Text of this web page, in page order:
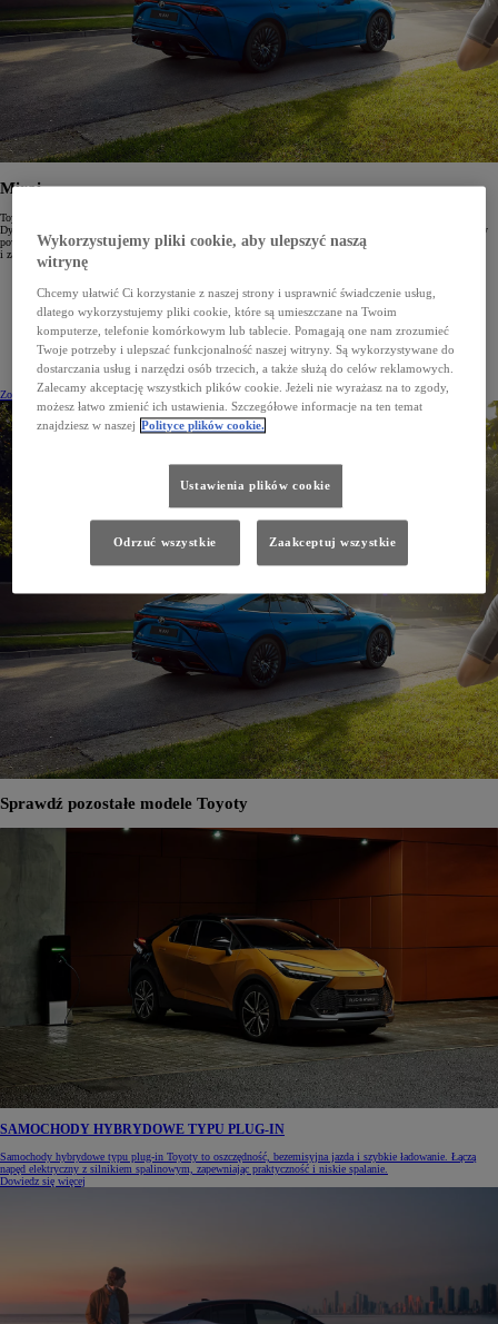
Mirai
Toyota Mirai to rewolucyjne auto elektryczne wyposażone w ogniwa paliwowe generujące energię z wodoru.
Dynamiczne osiągi i elegancka sylwetka przyciągają wzrok, gdziekolwiek się pojawisz. System oczyszczający
powietrze wpływa pozytywnie na otoczenie, sprawiając, że Mirai to jeden z najbardziej ekologicznych
i zaawansowanych samochodów na świecie.
Bezpieczna, dopracowana i zaawansowana technologia ogniw paliwowych Toyoty
Tankowanie wodoru trwa 5 min, a zasięg wynosi do 650 km
Niezwykle oszczędna i komfortowa jazda oraz emisje spalin poniżej zera
Zobacz cennik(Opens in new window) Dowiedz się więcej
Sprawdź pozostałe modele Toyoty
SAMOCHODY HYBRYDOWE TYPU PLUG-IN
Samochody hybrydowe typu plug-in Toyoty to oszczędność, bezemisyjna jazda i szybkie ładowanie. Łączą
napęd elektryczny z silnikiem spalinowym, zapewniając praktyczność i niskie spalanie.
Dowiedz się więcej
Wykorzystujemy pliki cookie, aby ulepszyć naszą
witrynę
Chcemy ułatwić Ci korzystanie z naszej strony i usprawnić świadczenie usług,
dlatego wykorzystujemy pliki cookie, które są umieszczane na Twoim
komputerze, telefonie komórkowym lub tablecie. Pomagają one nam zrozumieć
Twoje potrzeby i ulepszać funkcjonalność naszej witryny. Są wykorzystywane do
dostarczania usług i narzędzi osób trzecich, a także służą do celów reklamowych.
Zalecamy akceptację wszystkich plików cookie. Jeżeli nie wyrażasz na to zgody,
możesz łatwo zmienić ich ustawienia. Szczegółowe informacje na ten temat
znajdziesz w naszej Polityce plików cookie.
Ustawienia plików cookie
Odrzuć wszystkie Zaakceptuj wszystkie